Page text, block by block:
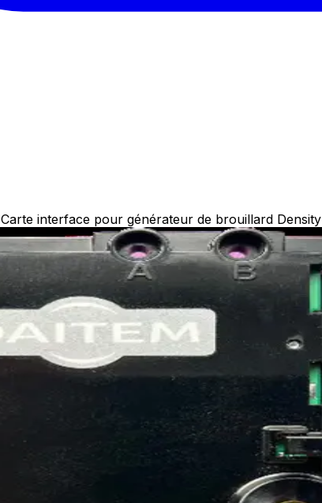
Carte interface pour générateur de brouillard Density